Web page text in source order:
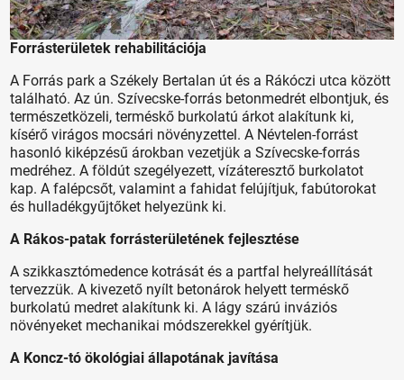
Forrásterületek rehabilitációja
A Forrás park a Székely Bertalan út és a Rákóczi utca között
található. Az ún. Szívecske-forrás betonmedrét elbontjuk, és
természetközeli, terméskő burkolatú árkot alakítunk ki,
kísérő virágos mocsári növényzettel. A Névtelen-forrást
hasonló kiképzésű árokban vezetjük a Szívecske-forrás
medréhez. A földút szegélyezett, vízáteresztő burkolatot
kap. A falépcsőt, valamint a fahidat felújítjuk, fabútorokat
és hulladékgyűjtőket helyezünk ki.
A Rákos-patak forrásterületének fejlesztése
A szikkasztómedence kotrását és a partfal helyreállítását
tervezzük. A kivezető nyílt betonárok helyett terméskő
burkolatú medret alakítunk ki. A lágy szárú inváziós
növényeket mechanikai módszerekkel gyérítjük.
A Koncz-tó ökológiai állapotának javítása